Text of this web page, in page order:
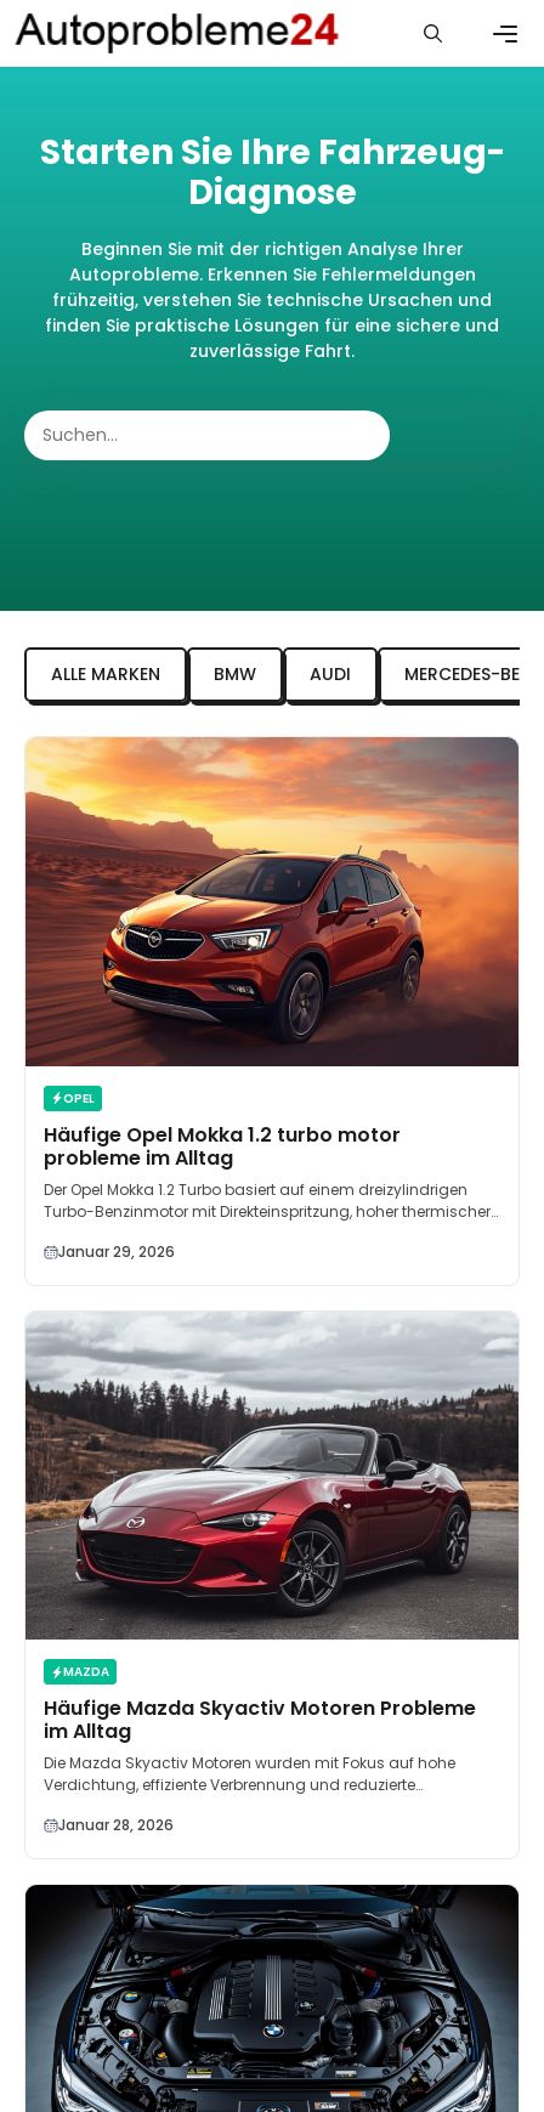
Zum
Inhalt
springen
Starten Sie Ihre Fahrzeug-
Diagnose
Beginnen Sie mit der richtigen Analyse Ihrer
Autoprobleme. Erkennen Sie Fehlermeldungen
frühzeitig, verstehen Sie technische Ursachen und
finden Sie praktische Lösungen für eine sichere und
zuverlässige Fahrt.
Search
ALLE MARKEN BMW AUDI MERCEDES-BENZ
OPEL
Häufige Opel Mokka 1.2 turbo motor
probleme im Alltag
Der Opel Mokka 1.2 Turbo basiert auf einem dreizylindrigen
Turbo-Benzinmotor mit Direkteinspritzung, hoher thermischer…
Januar 29, 2026
MAZDA
Häufige Mazda Skyactiv Motoren Probleme
im Alltag
Die Mazda Skyactiv Motoren wurden mit Fokus auf hohe
Verdichtung, effiziente Verbrennung und reduzierte…
Januar 28, 2026